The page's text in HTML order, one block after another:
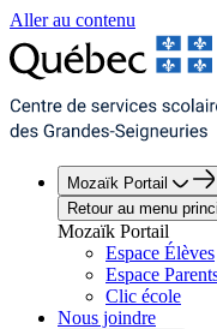
Aller au contenu
Mozaïk Portail
Retour au menu
Mozaïk Portail
Espace Élèves
Espace
Clic école
Nous joindre